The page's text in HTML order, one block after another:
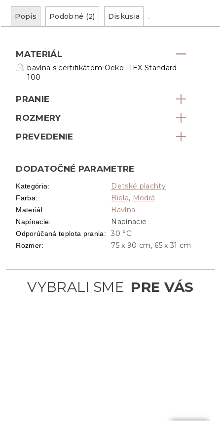
Popis Podobné (2) Diskusia
MATERIÁL
bavlna s certifikátom Oeko -TEX Standard
100
PRANIE
ROZMERY
PREVEDENIE
DODATOČNÉ PARAMETRE
Kategória: Detské plachty
Farba: Biela, Modrá
Materiál: Bavlna
Napínacie: Napínacie
Odporúčaná teplota prania: 30 °C
Rozmer: 75 x 90 cm, 65 x 31 cm